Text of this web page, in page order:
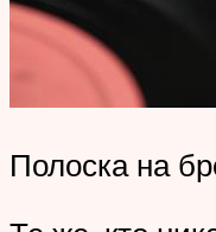
Полоска на